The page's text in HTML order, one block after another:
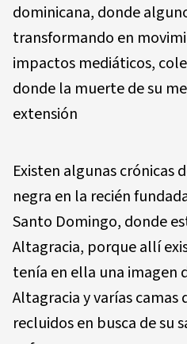
dominicana, donde
transformando en
impactos mediáticos,
donde la muerte de su
extensión
Existen algunas crónicas
negra en la recién
Santo Domingo, donde
Altagracia, porque allí
tenía en ella una imagen
Altagracia y varías camas
recluidos en busca de su